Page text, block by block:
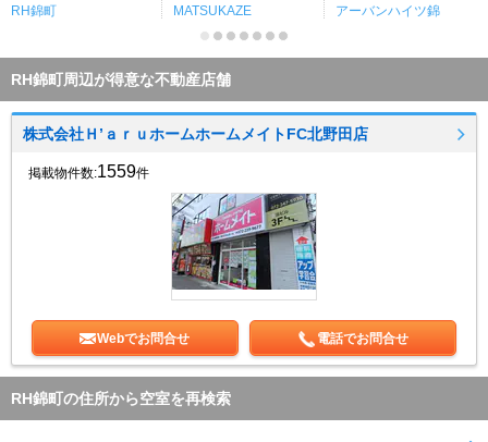
RH錦町 MATSUKAZE アーバンハイツ錦
RH錦町周辺が得意な不動産店舗
株式会社Ｈ’ａｒｕホームホームメイトFC北野田店
掲載物件数:1559件
Webでお問合せ 電話でお問合せ
RH錦町の住所から空室を再検索